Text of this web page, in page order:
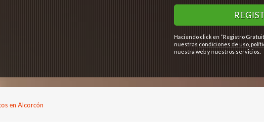
Haciendo click en “Registro
nuestras condiciones de uso
nuestra web y nuestros servicios.
en Alcorcón